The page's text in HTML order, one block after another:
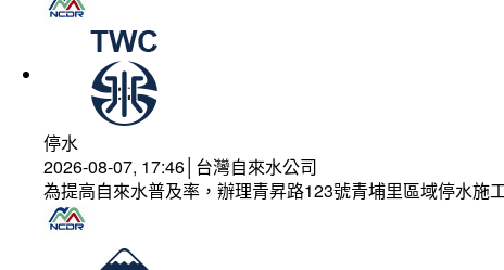
停水
2026-08-07, 17:46│台灣自來水公司
為提高自來水普及率，辦理青昇路123號青埔里區域停水施